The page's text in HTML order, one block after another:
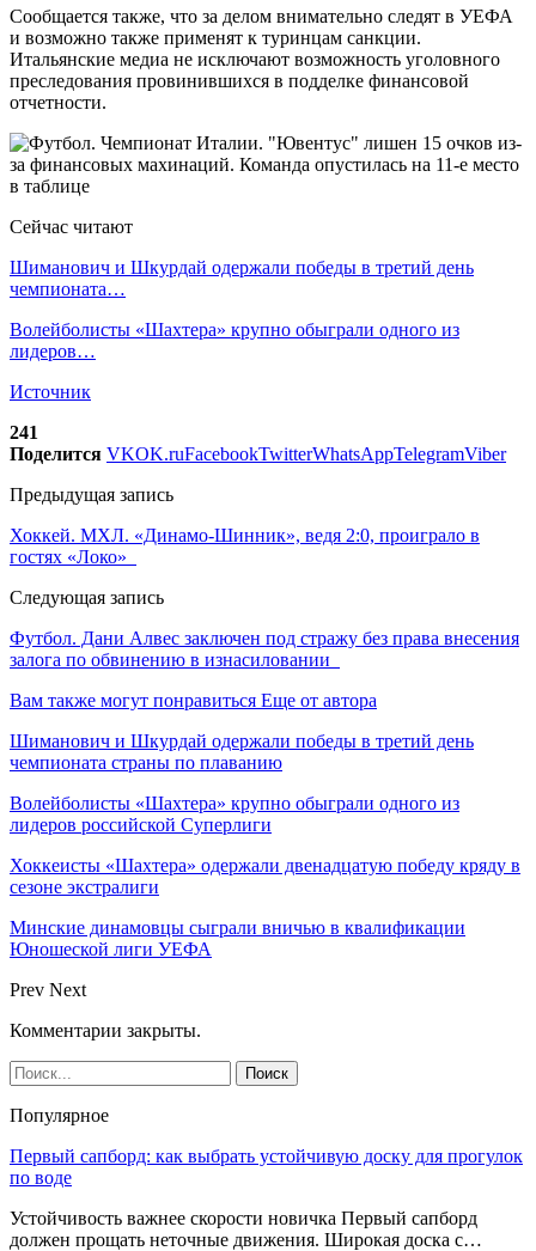
Сообщается также, что за делом внимательно следят в УЕФА
и возможно также применят к туринцам санкции.
Итальянские медиа не исключают возможность уголовного
преследования провинившихся в подделке финансовой
отчетности.
Сейчас читают
Шиманович и Шкурдай одержали победы в третий день
чемпионата…
Волейболисты «Шахтера» крупно обыграли одного из
лидеров…
Источник
241
Поделится VKOK.ruFacebookTwitterWhatsAppTelegramViber
Предыдущая запись
Хоккей. МХЛ. «Динамо-Шинник», ведя 2:0, проиграло в
гостях «Локо»
Следующая запись
Футбол. Дани Алвес заключен под стражу без права внесения
залога по обвинению в изнасиловании
Вам также могут понравиться Еще от автора
Шиманович и Шкурдай одержали победы в третий день
чемпионата страны по плаванию
Волейболисты «Шахтера» крупно обыграли одного из
лидеров российской Суперлиги
Хоккеисты «Шахтера» одержали двенадцатую победу кряду в
сезоне экстралиги
Минские динамовцы сыграли вничью в квалификации
Юношеской лиги УЕФА
Prev Next
Комментарии закрыты.
Популярное
Первый сапборд: как выбрать устойчивую доску для прогулок
по воде
Устойчивость важнее скорости новичка Первый сапборд
должен прощать неточные движения. Широкая доска с…